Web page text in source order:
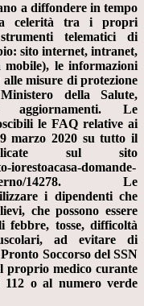
a diffondere in tempo
celerità tra i propri
telematici di
sito internet, intranet,
mobile), le informazioni
misure di protezione
della Salute,
aggiornamenti. Le
le FAQ relative ai
marzo 2020 su tutto il
sul sito
iorestoacasa-domande-
14278. Le
i dipendenti che
che possono essere
febbre, tosse, difficoltà
ad evitare di
Soccorso del SSN
proprio medico curante
112 o al numero verde